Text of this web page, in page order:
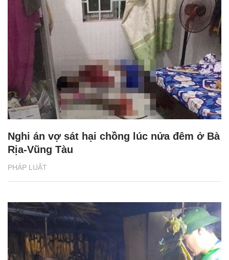
PHÁP LUẬT
Nghi án vợ sát hại chồng lúc nửa đêm ở Bà
Rịa-Vũng Tàu